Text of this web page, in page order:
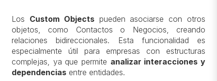
Los Custom Objectspueden asociarse con otros
objetos, como Contactos o Negocios, creando
relaciones bidireccionales. Esta funcionalidad es
especialmente útil para empresas con estructuras
complejas, ya que permite analizar interacciones y
dependencias entre entidades.